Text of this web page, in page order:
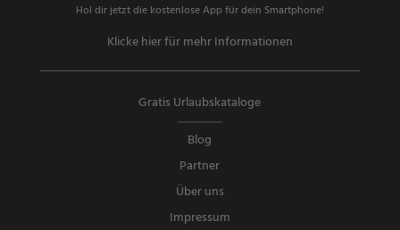
Hol dir jetzt die kostenlose App für dein Smartphone!
Klicke hier für mehr Informationen
Gratis Urlaubskataloge
Blog
Partner
Über uns
Impressum